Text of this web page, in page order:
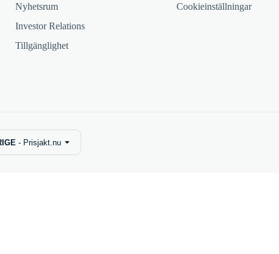
Nyhetsrum
Investor Relations
Tillgänglighet
Cookieinställningar
- Prisjakt.nu